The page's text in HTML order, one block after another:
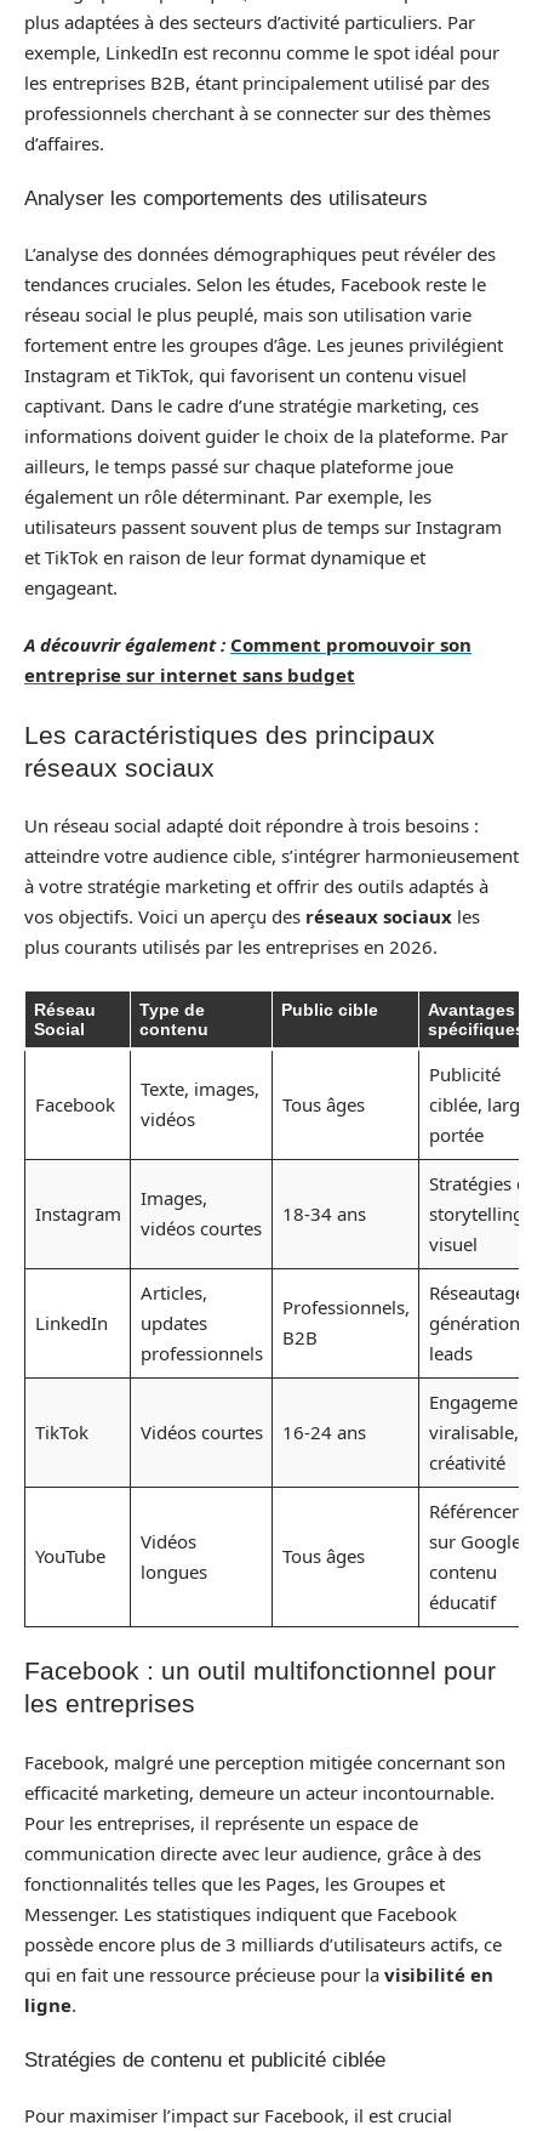
plus adaptées à des secteurs d’activité particuliers. Par
exemple, LinkedIn est reconnu comme le spot idéal pour
les entreprises B2B, étant principalement utilisé par des
professionnels cherchant à se connecter sur des thèmes
d’affaires.
Analyser les comportements des utilisateurs
L’analyse des données démographiques peut révéler des
tendances cruciales. Selon les études, Facebook reste le
réseau social le plus peuplé, mais son utilisation varie
fortement entre les groupes d’âge. Les jeunes privilégient
Instagram et TikTok, qui favorisent un contenu visuel
captivant. Dans le cadre d’une stratégie marketing, ces
informations doivent guider le choix de la plateforme. Par
ailleurs, le temps passé sur chaque plateforme joue
également un rôle déterminant. Par exemple, les
utilisateurs passent souvent plus de temps sur Instagram
et TikTok en raison de leur format dynamique et
engageant.
A découvrir également : Comment promouvoir son
entreprise sur internet sans budget
Les caractéristiques des principaux
réseaux sociaux
Un réseau social adapté doit répondre à trois besoins :
atteindre votre audience cible, s’intégrer harmonieusement
à votre stratégie marketing et offrir des outils adaptés à
vos objectifs. Voici un aperçu des réseaux sociaux les
plus courants utilisés par les entreprises en 2026.
Réseau
Social
Type de
contenu
Public cible
Avantages
spécifiques
Facebook
Texte, images,
vidéos
Tous âges
Publicité
ciblée, large
portée
Instagram
Images,
vidéos courtes
18-34 ans
Stratégies de
storytelling
visuel
LinkedIn
Articles,
updates
professionnels
Professionnels,
B2B
Réseautage
génération
leads
TikTok Vidéos courtes 16-24 ans
Engagement
viralisable,
créativité
YouTube
Vidéos
longues
Tous âges
sur Google,
contenu
éducatif
Facebook : un outil multifonctionnel pour
les entreprises
Facebook, malgré une perception mitigée concernant son
efficacité marketing, demeure un acteur incontournable.
Pour les entreprises, il représente un espace de
communication directe avec leur audience, grâce à des
fonctionnalités telles que les Pages, les Groupes et
Messenger. Les statistiques indiquent que Facebook
possède encore plus de 3 milliards d’utilisateurs actifs, ce
qui en fait une ressource précieuse pour la visibilité en
ligne.
Stratégies de contenu et publicité ciblée
Pour maximiser l’impact sur Facebook, il est crucial